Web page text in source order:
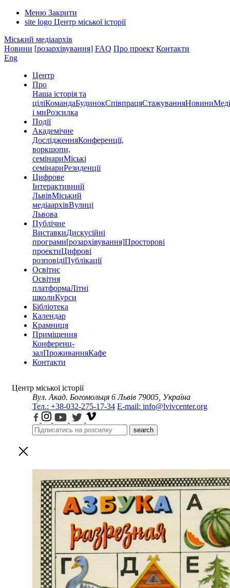
Меню Закрити
site logo Центр міської історії
Міський медіаархів
Новини [розархівування] FAQ Про проект Контакти
Eng
Центр
Про
Наша історія та
ціліКомандаБудинокСпівпрацяСтажуванняНовини
і миРозсилка
Події
Академічне
ДослідженняКонференції,
воркшопи,
семінариМіські
семінариРезиденції
Цифрове
Інтерактивний
ЛьвівМіський
медіаархівВулиці
Львова
Публічне
ВиставкиДискусійні
програми[розархівування]Просторові
проектиЦифрові
розповідіПублікації
Освітнє
Освітня
платформаЛітні
школиКурси
Бібліотека
Календар
Крамниця
Приміщення
Конференц-
залПроживанняКафе
Контакти
Центр міської історії
Вул. Акад. Богомольця 6 Львів 79005, Україна
Тел.: +38-032-275-17-34 E-mail: info@lvivcenter.org
search